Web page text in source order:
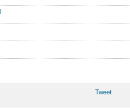
Tweet